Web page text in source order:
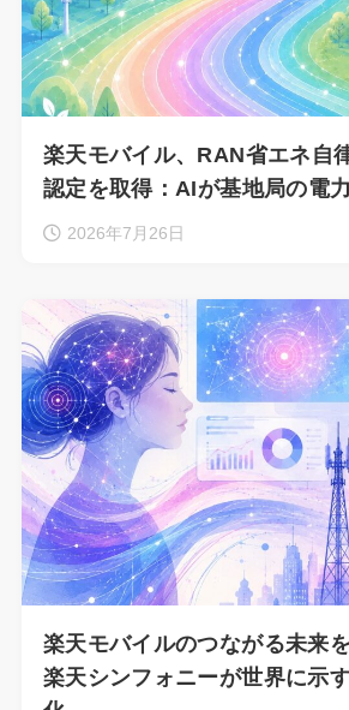
楽天モバイル、RAN省エネ自
認定を取得：AIが基地局の電
2026年7月26日
楽天モバイルのつながる未来
楽天シンフォニーが世界に示